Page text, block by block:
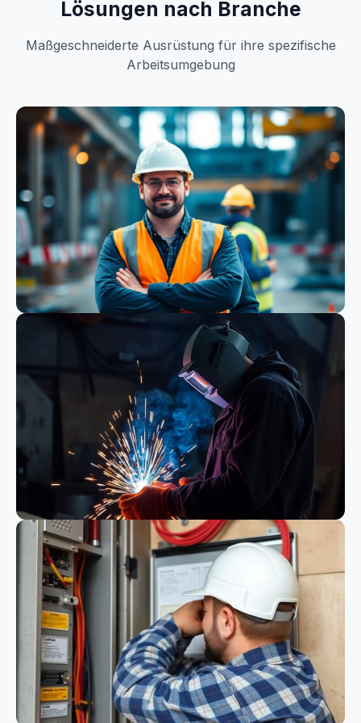
Lösungen nach Branche
Maßgeschneiderte Ausrüstung für ihre spezifische
Arbeitsumgebung
Bauwesen
Schweißen